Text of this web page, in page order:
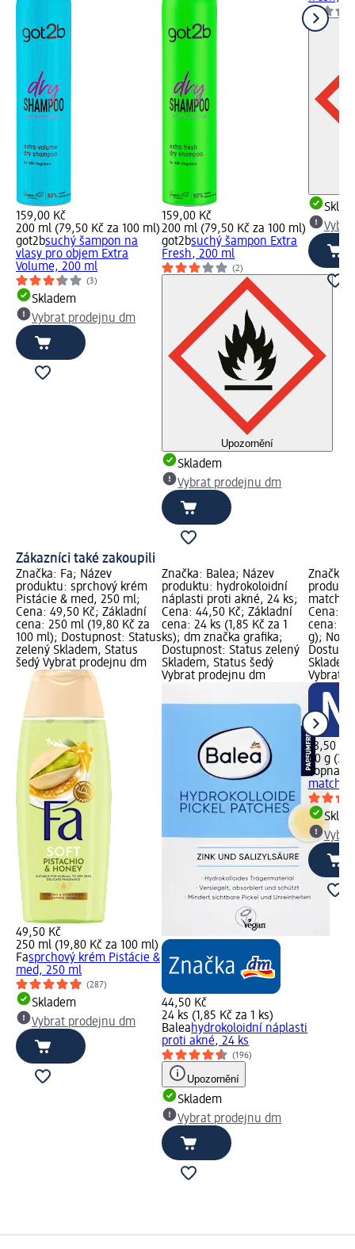
159,00 Kč
200 ml (79,50 Kč za 100 ml)
got2bsuchý šampon na
vlasy pro objem Extra
Volume, 200 ml
(3)
Skladem
Vybrat prodejnu dm
159,00 Kč
200 ml (79,50 Kč za 100 ml)
got2bsuchý šampon Extra
Fresh, 200 ml
(2)
Upozornění
Skladem
Vybrat prodejnu dm
Zákazníci také zakoupili
Značka: Fa; Název
produktu: sprchový krém
Pistácie & med, 250 ml;
Cena: 49,50 Kč; Základní
cena: 250 ml (19,80 Kč za
100 ml); Dostupnost: Status
zelený Skladem, Status
šedý Vybrat prodejnu dm
49,50 Kč
250 ml (19,80 Kč za 100 ml)
Fasprchový krém Pistácie &
med, 250 ml
(287)
Skladem
Vybrat prodejnu dm
Značka: Balea; Název
produktu: hydrokoloidní
náplasti proti akné, 24 ks;
Cena: 44,50 Kč; Základní
cena: 24 ks (1,85 Kč za 1
ks); dm značka grafika;
Dostupnost: Status zelený
Skladem, Status šedý
Vybrat prodejnu dm
44,50 Kč
24 ks (1,85 Kč za 1 ks)
Baleahydrokoloidní náplasti
proti akné, 24 ks
(196)
Upozornění
Skladem
Vybrat prodejnu dm
Značka:
matcha
Cena:
cena: 60
g);
Vybrat
18,50 Kč
60 g
Topnatur
matcha